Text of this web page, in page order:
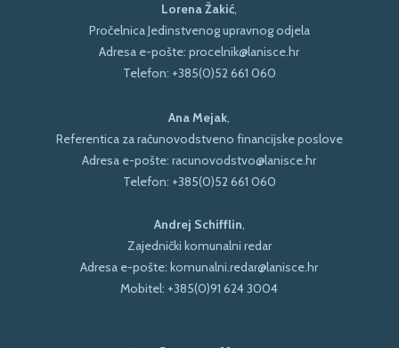
Lorena Žakić,
Pročelnica Jedinstvenog upravnog odjela
Adresa e-pošte: procelnik@lanisce.hr
Telefon: +385(0)52 661 060
Ana Mejak,
Referentica za računovodstveno financijske poslove
Adresa e-pošte: racunovodstvo@lanisce.hr
Telefon: +385(0)52 661 060
Andrej Schifflin,
Zajednički komunalni redar
Adresa e-pošte: komunalni.redar@lanisce.hr
Mobitel: +385(0)91 624 3004